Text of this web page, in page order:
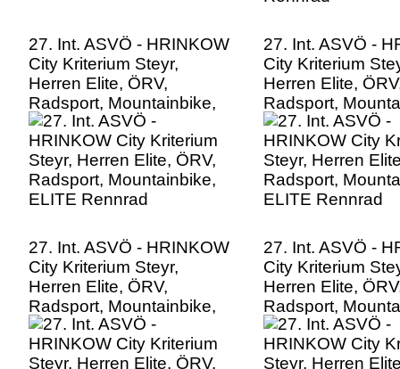
27. Int. ASVÖ - HRINKOW
City Kriterium Steyr,
Herren Elite, ÖRV,
Radsport, Mountainbike,
ELITE Rennrad
27. Int. ASVÖ -
City Kriterium
Herren Elite,
Radsport,
ELITE Rennrad
27. Int. ASVÖ - HRINKOW
City Kriterium Steyr,
Herren Elite, ÖRV,
Radsport, Mountainbike,
ELITE Rennrad
27. Int. ASVÖ -
City Kriterium
Herren Elite,
Radsport,
ELITE Rennrad